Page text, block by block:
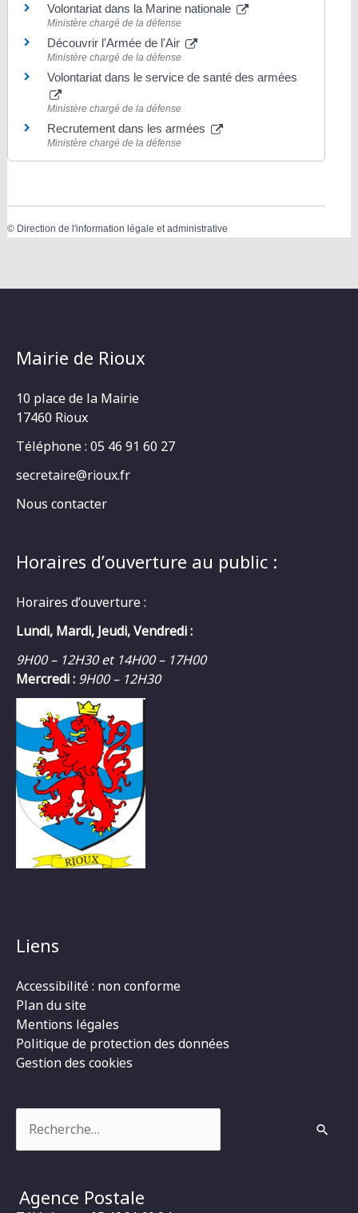
Volontariat dans la Marine nationale
Ministère chargé de la défense
Découvrir l'Armée de l'Air
Ministère chargé de la défense
Volontariat dans le service de santé des armées
Ministère chargé de la défense
Recrutement dans les armées
Ministère chargé de la défense
© Direction de l'information légale et administrative
Mairie de Rioux
10 place de la Mairie
17460 Rioux
Téléphone : 05 46 91 60 27
secretaire@rioux.fr
Nous contacter
Horaires d’ouverture au public :
Horaires d’ouverture :
Lundi, Mardi, Jeudi, Vendredi :
9H00 – 12H30 et 14H00 – 17H00
Mercredi : 9H00 – 12H30
Liens
Accessibilité : non conforme
Plan du site
Mentions légales
Politique de protection des données
Gestion des cookies
Agence Postale